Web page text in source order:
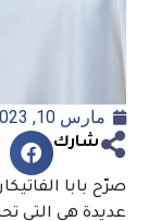
مارس 10, 2023
شارك
صرّح بابا
عديدة هي التي